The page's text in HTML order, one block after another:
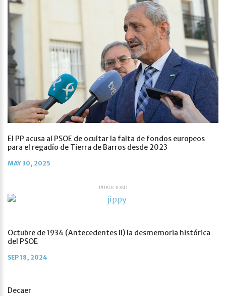
El PP acusa al PSOE de ocultar la falta de fondos europeos
para el regadío de Tierra de Barros desde 2023
MAY 30, 2025
PUBLICIDAD
Octubre de 1934 (Antecedentes II) la desmemoria histórica
del PSOE
SEP 18, 2024
Decaer